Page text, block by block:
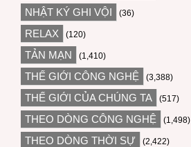
NHẬT KÝ GHI VỘI (36)
RELAX (120)
TẢN MẠN (1,410)
THẾ GIỚI CÔNG NGHỆ (3,388)
THẾ GIỚI CỦA CHÚNG TA (517)
THEO DÒNG CÔNG NGHỆ (1,498)
THEO DÒNG THỜI SỰ (2,422)